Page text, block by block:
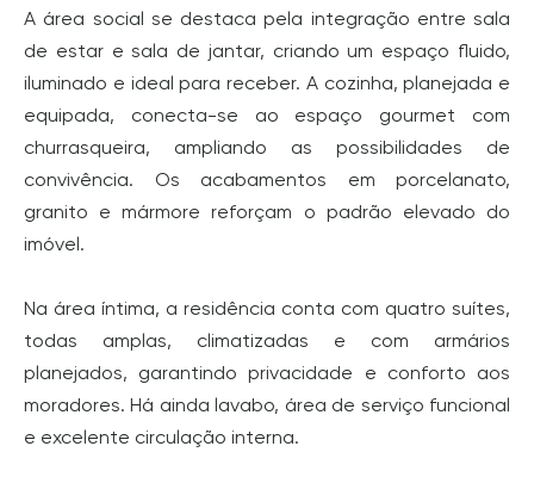
A área social se destaca pela integração entre sala
de estar e sala de jantar, criando um espaço fluido,
iluminado e ideal para receber. A cozinha, planejada e
equipada, conecta-se ao espaço gourmet com
churrasqueira, ampliando as possibilidades de
convivência. Os acabamentos em porcelanato,
granito e mármore reforçam o padrão elevado do
imóvel.
Na área íntima, a residência conta com quatro suítes,
todas amplas, climatizadas e com armários
planejados, garantindo privacidade e conforto aos
moradores. Há ainda lavabo, área de serviço funcional
e excelente circulação interna.